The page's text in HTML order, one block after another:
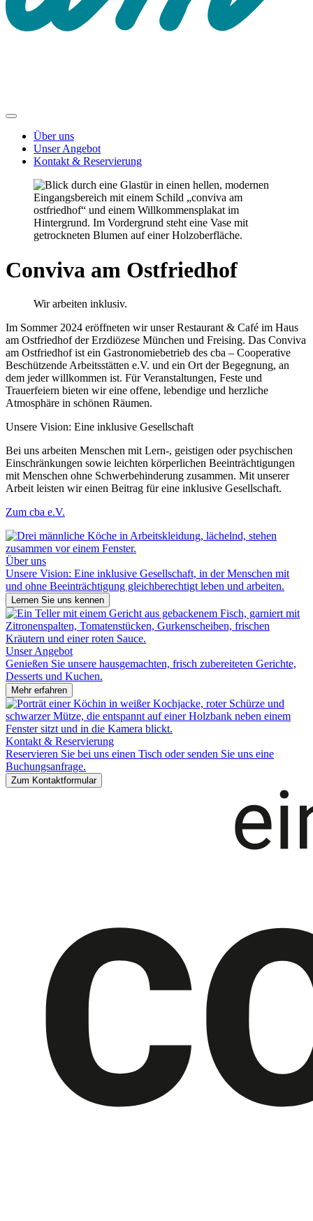
Über uns
Unser Angebot
Kontakt & Reservierung
Conviva am Ostfriedhof
Wir arbeiten inklusiv.
Im Sommer 2024 eröffneten wir unser Restaurant & Café im Haus
am Ostfriedhof der Erzdiözese München und Freising. Das Conviva
am Ostfriedhof ist ein Gastronomiebetrieb des cba – Cooperative
Beschützende Arbeitsstätten e.V. und ein Ort der Begegnung, an
dem jeder willkommen ist. Für Veranstaltungen, Feste und
Trauerfeiern bieten wir eine offene, lebendige und herzliche
Atmosphäre in schönen Räumen.
Unsere Vision: Eine inklusive Gesellschaft
Bei uns arbeiten Menschen mit Lern-, geistigen oder psychischen
Einschränkungen sowie leichten körperlichen Beeinträchtigungen
mit Menschen ohne Schwerbehinderung zusammen. Mit unserer
Arbeit leisten wir einen Beitrag für eine inklusive Gesellschaft.
Zum cba e.V.
Über uns
Unsere Vision: Eine inklusive Gesellschaft, in der Menschen mit
und ohne Beeinträchtigung gleichberechtigt leben und arbeiten.
Lernen Sie uns kennen
Unser Angebot
Genießen Sie unsere hausgemachten, frisch zubereiteten Gerichte,
Desserts und Kuchen.
Mehr erfahren
Kontakt & Reservierung
Reservieren Sie bei uns einen Tisch oder senden Sie uns eine
Buchungsanfrage.
Zum Kontaktformular